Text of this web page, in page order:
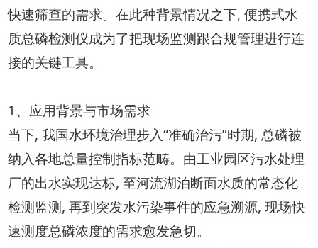
快速筛查的需求。在此种背景情况之下, 便携式水
质总磷检测仪成为了把现场监测跟合规管理进行连
接的关键工具。
1、应用背景与市场需求
当下, 我国水环境治理步入“准确治污”时期, 总磷被
纳入各地总量控制指标范畴。由工业园区污水处理
厂的出水实现达标, 至河流湖泊断面水质的常态化
检测监测, 再到突发水污染事件的应急溯源, 现场快
速测度总磷浓度的需求愈发急切。